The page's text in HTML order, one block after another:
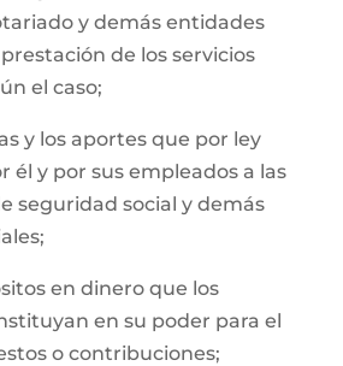
y demás entidades
de los servicios
el caso;
y los aportes que por ley
él y por sus empleados a las
seguridad social y demás
en dinero que los
en su poder para el
o contribuciones;